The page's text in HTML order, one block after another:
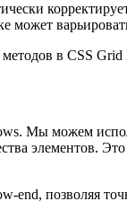
может
в CSS Grid
Мы можем
элементов.
позволяя